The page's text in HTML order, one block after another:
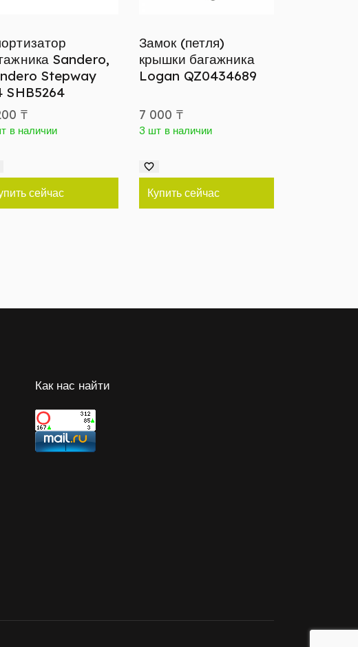
Sandero,
Stepway
SHB5264
₸
в наличии
сейчас
Замок (петля)
крышки багажника
Logan QZ0434689
7 000 ₸
3 шт в наличии
Купить сейчас
Как нас найти